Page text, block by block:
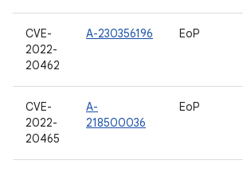
CVE-
2022-
20462
A-230356196 EoP
CVE-
2022-
20465
A-
218500036
EoP